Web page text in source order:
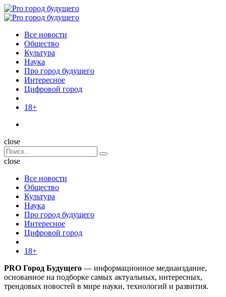
Menu
Поиск
Menu
Pro
Все новости
Общество
Культура
Наука
Про город будущего
Интересное
Цифровой город
18+
Поиск
close
Search
for:
Поиск
close
Все новости
Общество
Культура
Наука
Про город будущего
Интересное
Цифровой город
18+
PRO Город Будущего — информационное медиаиздание,
основанное на подборке самых актуальных, интересных,
трендовых новостей в мире науки, технологий и развития.